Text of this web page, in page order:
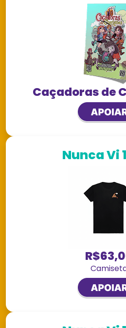
Caçadoras de
Nunca Vi